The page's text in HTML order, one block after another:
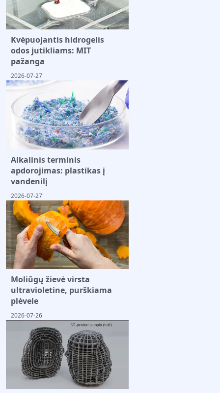
Kvėpuojantis hidrogelis
odos jutikliams: MIT
pažanga
2026-07-27
Alkalinis terminis
apdorojimas: plastikas į
vandenilį
2026-07-27
Moliūgų žievė virsta
ultravioletine, purškiama
plėvele
2026-07-26